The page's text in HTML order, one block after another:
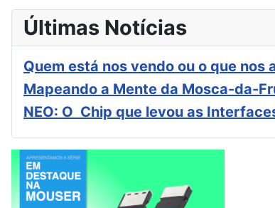
Últimas Notícias
Quem está nos vendo ou o que
Mapeando a Mente da Mosca-da-
NEO: O Chip que levou as